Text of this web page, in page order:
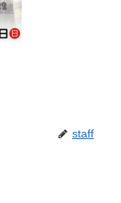
staff